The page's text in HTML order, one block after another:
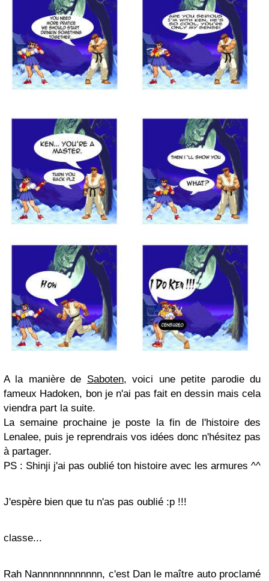
A la manière de Saboten, voici une petite parodie du
fameux Hadoken, bon je n'ai pas fait en dessin mais cela
viendra part la suite.
La semaine prochaine je poste la fin de l'histoire des
Lenalee, puis je reprendrais vos idées donc n'hésitez pas
à partager.
PS : Shinji j'ai pas oublié ton histoire avec les armures ^^
J'espère bien que tu n'as pas oublié :p !!!
classe...
Rah Nannnnnnnnnnnn, c'est Dan le maître auto proclamé